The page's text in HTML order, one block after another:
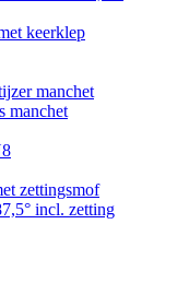
keerklep
manchet
manchet
zettingsmof
incl. zetting